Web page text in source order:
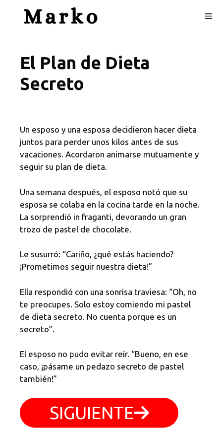
El Plan de Dieta
Secreto
Un esposo y una esposa decidieron hacer dieta
juntos para perder unos kilos antes de sus
vacaciones. Acordaron animarse mutuamente y
seguir su plan de dieta.
Una semana después, el esposo notó que su
esposa se colaba en la cocina tarde en la noche.
La sorprendió in fraganti, devorando un gran
trozo de pastel de chocolate.
Le susurró: “Cariño, ¿qué estás haciendo?
¡Prometimos seguir nuestra dieta!”
Ella respondió con una sonrisa traviesa: “Oh, no
te preocupes. Solo estoy comiendo mi pastel
de dieta secreto. No cuenta porque es un
secreto”.
El esposo no pudo evitar reír. “Bueno, en ese
caso, ¡pásame un pedazo secreto de pastel
también!”
SIGUIENTE